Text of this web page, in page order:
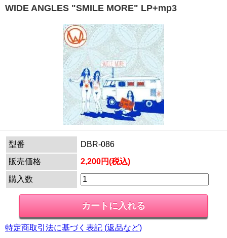
WIDE ANGLES "SMILE MORE" LP+mp3
型番
DBR-086
販売価格
2,200円(税込)
購入数
特定商取引法に基づく表記 (返品など)